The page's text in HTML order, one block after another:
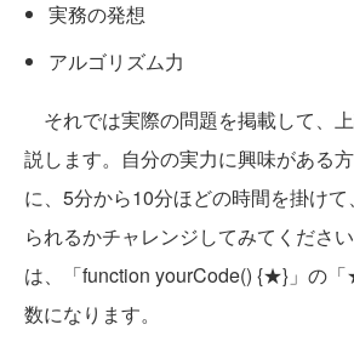
実務の発想
アルゴリズム力
それでは実際の問題を掲載して、
説します。自分の実力に興味がある
に、5分から10分ほどの時間を掛け
られるかチャレンジしてみてくださ
は、「function yourCode() {★}」の
数になります。